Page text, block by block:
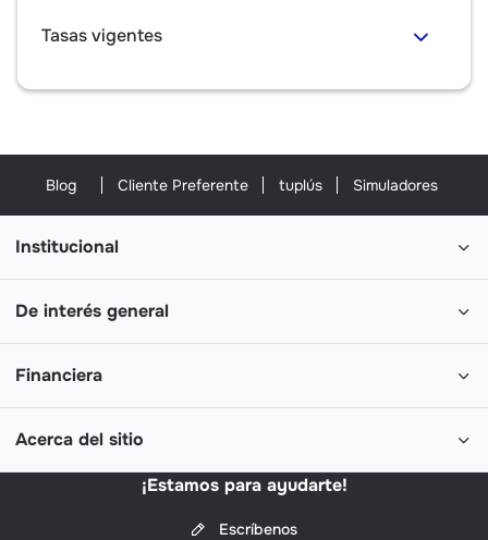
Tasas vigentes
Blog Cliente Preferente tuplús Simuladores
Institucional
De interés general
Financiera
Acerca del sitio
¡Estamos para ayudarte!
Escríbenos